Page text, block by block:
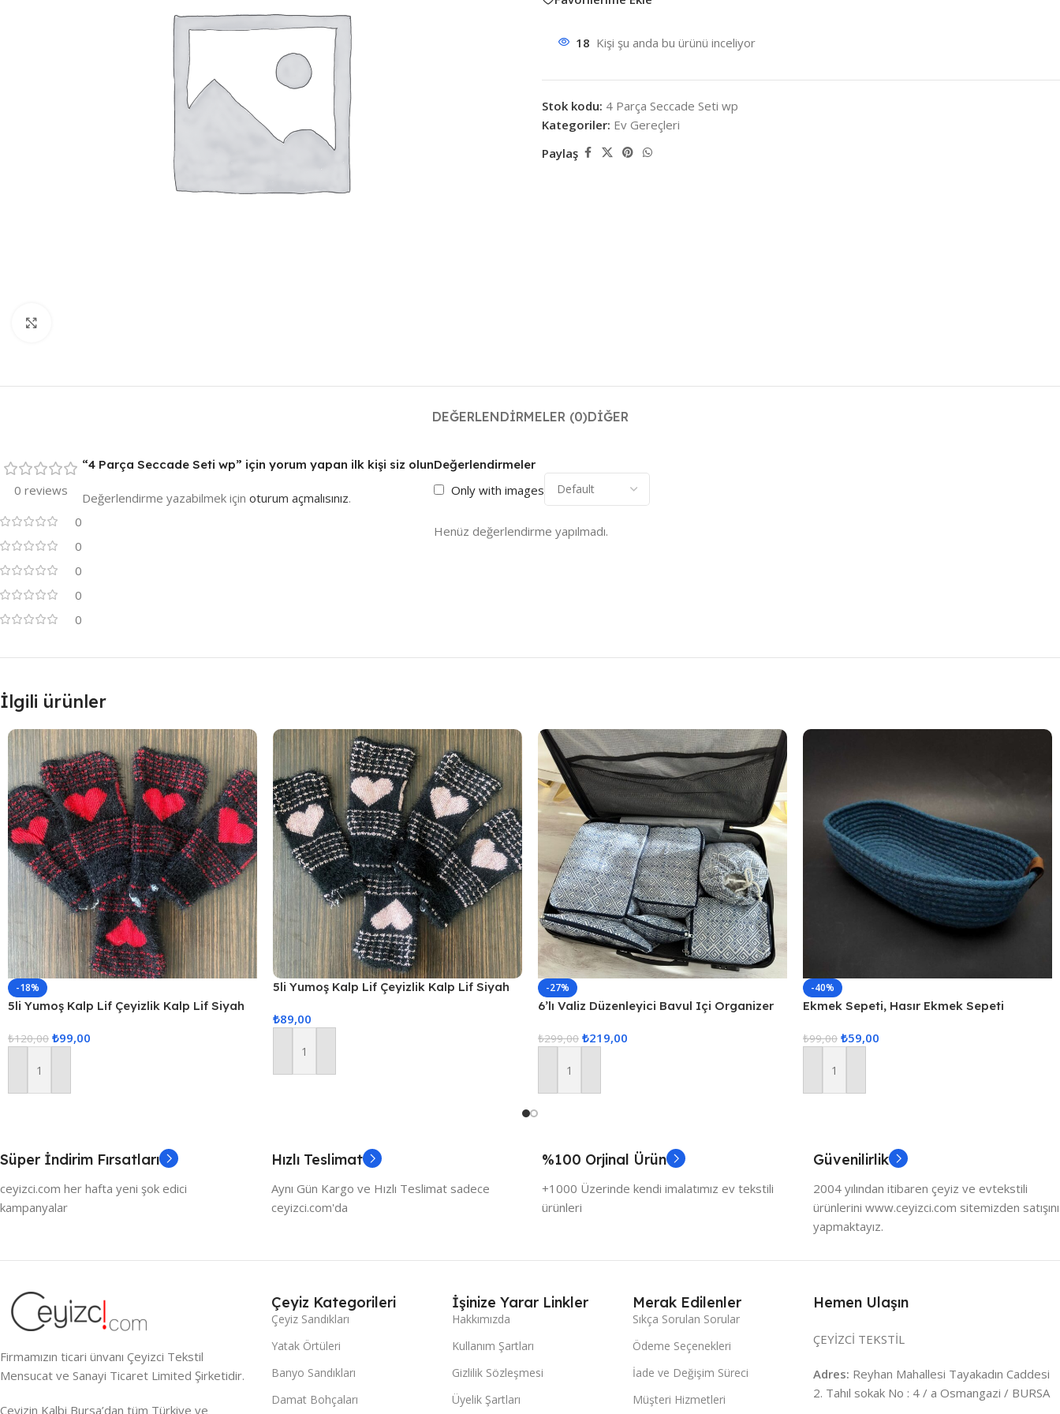
18 Kişi şu anda bu ürünü inceliyor
Stok kodu: 4 Parça Seccade Seti wp
Kategoriler: Ev Gereçleri
Paylaş
DEĞERLENDIRMELER (0)DIĞER
0 reviews
0
0
0
0
0
Değerlendirmeler
Only with images
Henüz değerlendirme yapılmadı.
“4 Parça Seccade Seti wp” için yorum yapan ilk kişi siz olun
Değerlendirme yazabilmek için oturum açmalısınız.
İlgili ürünler
-18%
5li Yumoş Kalp Lif Çeyizlik Kalp Lif Siyah
₺120,00 ₺99,00
Sepete Ekle
5li Yumoş Kalp Lif Çeyizlik Kalp Lif Siyah
₺89,00
Sepete Ekle
-27%
6’lı Valiz Düzenleyici Bavul Içi Organizer
₺299,00 ₺219,00
Sepete Ekle
-40%
Ekmek Sepeti, Hasır Ekmek Sepeti
₺99,00 ₺59,00
Sepete Ekle
Süper İndirim Fırsatları
ceyizci.com her hafta yeni şok edici
kampanyalar
Hızlı Teslimat
Aynı Gün Kargo ve Hızlı Teslimat sadece
ceyizci.com'da
%100 Orjinal Ürün
+1000 Üzerinde kendi imalatımız ev tekstili
ürünleri
Güvenilirlik
2004 yılından itibaren çeyiz ve evtekstili
ürünlerini www.ceyizci.com sitemizden satışını
yapmaktayız.
Firmamızın ticari ünvanı Çeyizci Tekstil
Mensucat ve Sanayi Ticaret Limited Şirketidir.
Çeyizin Kalbi Bursa’dan tüm Türkiye ve
Çeyiz Kategorileri
Çeyiz Sandıkları
Yatak Örtüleri
Banyo Sandıkları
Damat Bohçaları
İşinize Yarar Linkler
Hakkımızda
Kullanım Şartları
Gizlilik Sözleşmesi
Üyelik Şartları
Merak Edilenler
Sıkça Sorulan Sorular
Ödeme Seçenekleri
İade ve Değişim Süreci
Müşteri Hizmetleri
Hemen Ulaşın
ÇEYİZCİ TEKSTİL
Adres: Reyhan Mahallesi Tayakadın Caddesi
2. Tahıl sokak No : 4 / a Osmangazi / BURSA